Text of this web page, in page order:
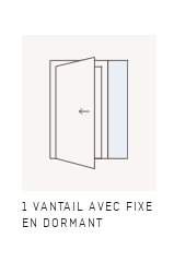
1 VANTAIL AVEC FIXE
EN DORMANT